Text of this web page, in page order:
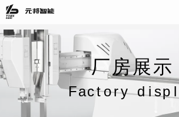
厂房展示
Factory d i sp l